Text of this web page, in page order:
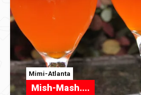
Mimi-Atlanta
Mish-Mash....